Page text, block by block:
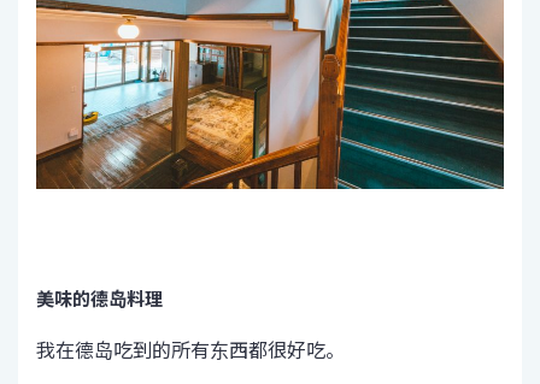
美味的德岛料理
我在德岛吃到的所有东西都很好吃。